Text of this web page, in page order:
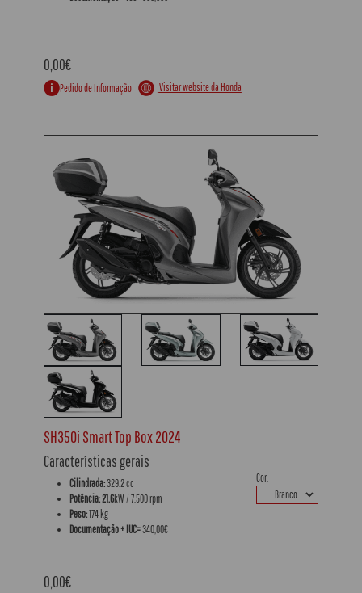
0,00€
Pedido de Informação Visitar website da Honda
SH350i Smart Top Box 2024
Características gerais
Cilindrada:329.2 cc
Potência: 21.6kW / 7.500 rpm
Peso:174 kg
Documentação + IUC=340,00€
Cor:
0,00€